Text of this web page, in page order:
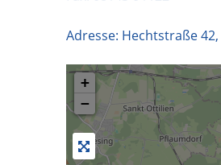
Adresse: Hechtstraße 42,
+
−